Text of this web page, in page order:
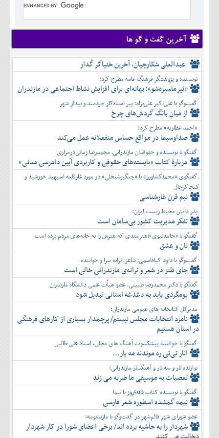
دی
بهمن
اسفند
آبان
آذر
دی
بهمن
اسفند
شهريور
مهر
آبان
آذر
دی
بهمن
اسفند
تير
مرداد
شهريور
مهر
آبان
آذر
دی
بهمن
اسفند
آخرین گفت و گو ها
عبدالعلی شکارچیان، آخرین خنیاگر گُدار
نویسنده و پژوهشگر فرهنگ عامه مطرح کرد:
«تیرماسیزه‌شو»؛ بهانه‌ای برای افزایش نشاط اجتماعی در مازندران
گفت‌وگو با علی‌اکبر علی‌نژاد؛ پیر استادکارِ خردمند و بیدارِ شهر
از میانِ بانگ گردش‌های چرخ
«احمد عطاریه» مطرح کرد:
صداوسیما در مواقع حساس منفعلانه عمل می‌کند
گفتگو با نویسنده و حقوقدان مازندرانی، محمدرضا زمانی‌درمزاری
دربارۀ کتاب ”بایسته‌های حقوقی و کاربردی آیین دادرسی مدنی»
گفتگوی «محمدکشاورز» با «چنگیزشیخلی» در مورد غارقلعه اسپهبد خورشید و
کیجاکرچال
نیم قرن غارشناسی
پدر دانش محیط زیست ایران:
تفكر مديريت کشور بی‌سامان است
گفتگو با «حامدنبوی»؛هنرمندی که هنرش را به خانه‌های مردم برده است
نان و عشق
گفت‌وگو با داود کیاقاسمی؛ شاعر، ترانه سرا و خواننده
جای طنز در شعر و ترانه‌ی مازندرانی خالی است
گفتگو با دکتر محمدرضا طبیبی، عضو هیأت علمی دانشگاه مازندران
بومگردی باید به دغدغه استانی تبدیل شود
مدیرکل کتابخانه های عمومی مازندران:
نامزد انتخابات مجلس نیستم/ پرچمدار بسیاری از کارهای فرهنگی
در استان هستیم
گفتگو با خواننده پیشکسوت آهنگ های محلی، استاد علی طالبی
انار تی‌تی ره موندنه مه یار...
نوازنده تار و سه تار و آهنگساز مازندرانی:
تعصبات به موسیقی ما ضربه می زند
گفتگو با نویسنده کتاب 500روز با نیما
نیمه گمشده اسطوره شعر فارسی
عضو شورای شهر قائم‌شهر در گفت‌و‌گو با مازندنومه:
شهردار را به حاشیه برده اند/ برخی اعضای شورا در کار شهردار